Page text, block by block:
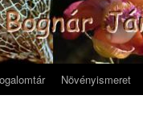
Növényismeret